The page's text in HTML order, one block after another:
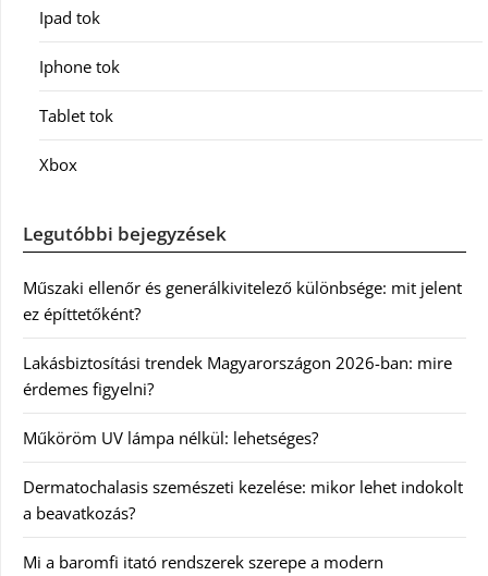
Ipad tok
Iphone tok
Tablet tok
Xbox
Legutóbbi bejegyzések
Műszaki ellenőr és generálkivitelező különbsége: mit jelent
ez építtetőként?
Lakásbiztosítási trendek Magyarországon 2026-ban: mire
érdemes figyelni?
Műköröm UV lámpa nélkül: lehetséges?
Dermatochalasis szemészeti kezelése: mikor lehet indokolt
a beavatkozás?
Mi a baromfi itató rendszerek szerepe a modern